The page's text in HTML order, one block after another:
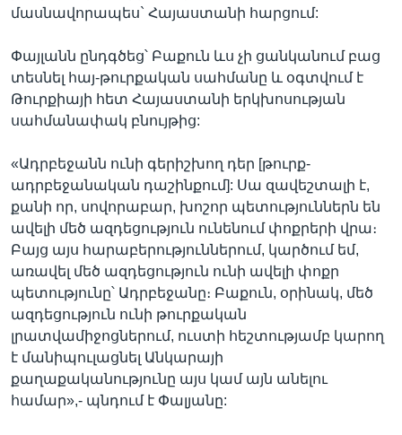
մասնավորապես` Հայաստանի հարցում:
Փայլանն ընդգծեց՝ Բաքուն ևս չի ցանկանում բաց
տեսնել հայ-թուրքական սահմանը և օգտվում է
Թուրքիայի հետ Հայաստանի երկխոսության
սահմանափակ բնույթից:
«Ադրբեջանն ունի գերիշխող դեր [թուրք-
ադրբեջանական դաշինքում]: Սա զավեշտալի է,
քանի որ, սովորաբար, խոշոր պետություններն են
ավելի մեծ ազդեցություն ունենում փոքրերի վրա։
Բայց այս հարաբերություններում, կարծում եմ,
առավել մեծ ազդեցություն ունի ավելի փոքր
պետությունը՝ Ադրբեջանը։ Բաքուն, օրինակ, մեծ
ազդեցություն ունի թուրքական
լրատվամիջոցներում, ուստի հեշտությամբ կարող
է մանիպուլացնել Անկարայի
քաղաքականությունը այս կամ այն անելու
համար»,- պնդում է Փալյանը: